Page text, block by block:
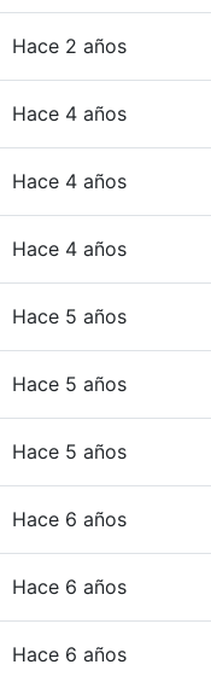
Hace 2 años
Hace 4 años
Hace 4 años
Hace 4 años
Hace 5 años
Hace 5 años
Hace 5 años
Hace 6 años
Hace 6 años
Hace 6 años